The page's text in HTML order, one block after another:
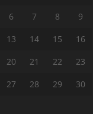
6 7 8
9
13 14 15
16
20 21 22
23
27 28 29
30